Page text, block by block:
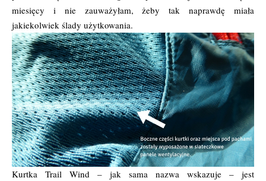
miesięcy i nie zauważyłam, żeby tak naprawdę miała
jakiekolwiek ślady użytkowania.
Kurtka Trail Wind – jak sama nazwa wskazuje – jest